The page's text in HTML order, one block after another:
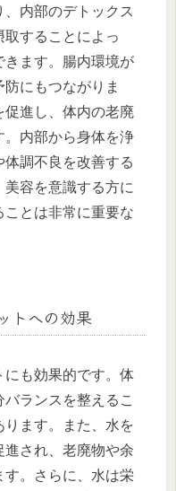
内部のデトックス
することによっ
きます。腸内環境が
にもつながりま
促進し、体内の老廃
。内部から身体を浄
調不良を改善する
美容を意識する方に
ことは非常に重要な
トへの効果
にも効果的です。体
ランスを整えるこ
ります。また、水を
され、老廃物や余
。さらに、水は栄